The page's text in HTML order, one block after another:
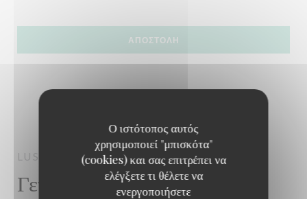
Ο ιστότοπος αυτός
χρησιμοποιεί "μπισκότα"
(cookies) και σας επιτρέπει να
ελέγξετε τι θέλετε να
ενεργοποιήσετε
LUST GASTRO PUBHASSELT
Γενικές πληροφορίες